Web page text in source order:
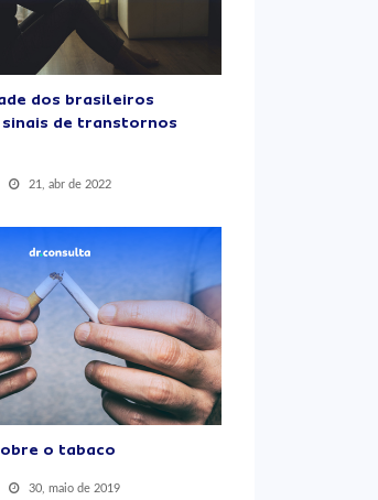
dos brasileiros
de transtornos
21, abr de 2022
o tabaco
30, maio de 2019